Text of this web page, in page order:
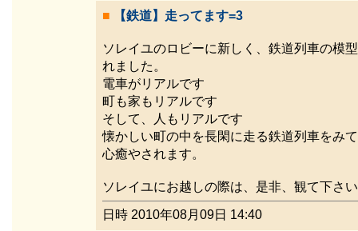
■ 【鉄道】走ってます=3
ソレイユのロビーに新しく、鉄道列車の模
れました。
電車がリアルです
町も家もリアルです
そして、人もリアルです
懐かしい町の中を長閑に走る鉄道列車をみ
心癒やされます。
ソレイユにお越しの際は、是非、観て下さ
日時 2010年08月09日 14:40